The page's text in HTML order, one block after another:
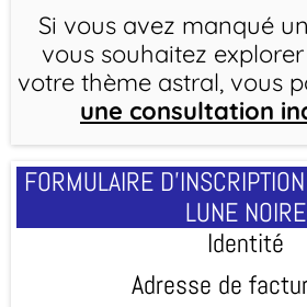
Si vous avez manqué
vous souhaitez
votre thème astral, vous
une consultation
FORMULAIRE
LUNE NOIRE
Identité
Adresse de